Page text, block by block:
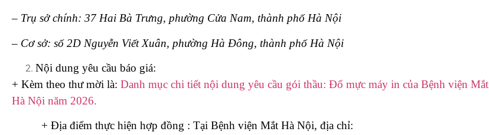
– Trụ sở chính: 37 Hai Bà Trưng, phường Cửa Nam, thành phố Hà Nội
– Cơ sở: số 2D Nguyễn Viết Xuân, phường Hà Đông, thành phố Hà Nội
Nội dung yêu cầu báo giá:
+ Kèm theo thư mời là: Danh mục chi tiết nội dung yêu cầu gói thầu: Đổ mực máy in của Bệnh viện Mắt
Hà Nội năm 2026.
+ Địa điểm thực hiện hợp đồng : Tại Bệnh viện Mắt Hà Nội, địa chỉ: